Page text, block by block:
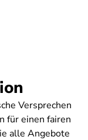
Versprechen
für einen fairen
alle Angebote